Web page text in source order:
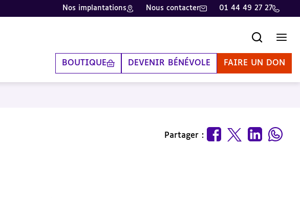
Nos implantations Nous contacter 01 44 49 27 27
BOUTIQUE DEVENIR BÉNÉVOLE FAIRE UN DON
Partager :